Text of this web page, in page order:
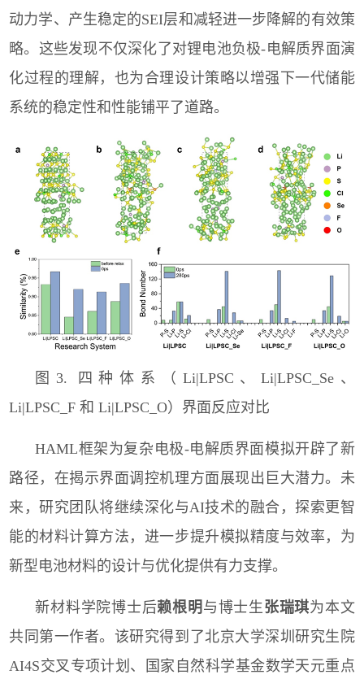
动力学、产生稳定的SEI层和减轻进一步降解的有效策
略。这些发现不仅深化了对锂电池负极-电解质界面演
化过程的理解，也为合理设计策略以增强下一代储能
系统的稳定性和性能铺平了道路。
图3. 四种体系（Li|LPSC、Li|LPSC_Se、
Li|LPSC_F 和 Li|LPSC_O）界面反应对比
HAML框架为复杂电极-电解质界面模拟开辟了新
路径，在揭示界面调控机理方面展现出巨大潜力。未
来，研究团队将继续深化与AI技术的融合，探索更智
能的材料计算方法，进一步提升模拟精度与效率，为
新型电池材料的设计与优化提供有力支撑。
新材料学院博士后赖根明 与博士生张瑞琪为本文
共同第一作者。该研究得到了北京大学深圳研究生院
AI4S交叉专项计划、国家自然科学基金数学天元重点